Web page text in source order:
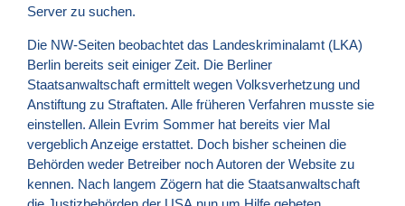
Server zu suchen.
Die NW-Seiten beobachtet das Landeskriminalamt (LKA)
Berlin bereits seit einiger Zeit. Die Berliner
Staatsanwaltschaft ermittelt wegen Volksverhetzung und
Anstiftung zu Straftaten. Alle früheren Verfahren musste sie
einstellen. Allein Evrim Sommer hat bereits vier Mal
vergeblich Anzeige erstattet. Doch bisher scheinen die
Behörden weder Betreiber noch Autoren der Website zu
kennen. Nach langem Zögern hat die Staatsanwaltschaft